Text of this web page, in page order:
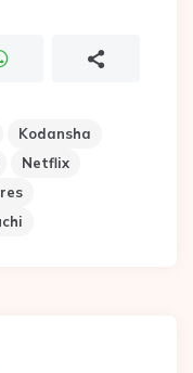
Kodansha
Netflix